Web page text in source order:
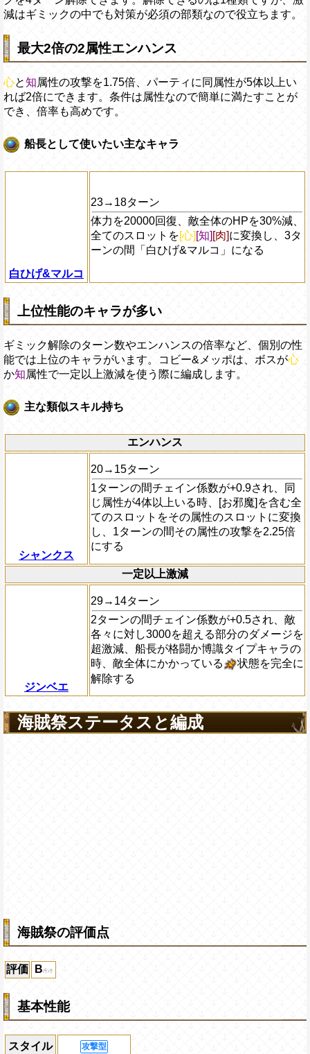
減はギミックの中でも対策が必須の部類なので役立ちます。
最大2倍の2属性エンハンス
心と知属性の攻撃を1.75倍、パーティに同属性が5体以上い
れば2倍にできます。条件は属性なので簡単に満たすことが
でき、倍率も高めです。
船長として使いたい主なキャラ
白ひげ&マルコ
23→18ターン
体力を20000回復、敵全体のHPを30%減、
全てのスロットを [心] [知] [肉] に変換し、3タ
ーンの間「白ひげ&マルコ」になる
上位性能のキャラが多い
ギミック解除のターン数やエンハンスの倍率など、個別の性
能では上位のキャラがいます。コビー&メッポは、ボスが心
か知属性で一定以上激減を使う際に編成します。
主な類似スキル持ち
エンハンス
シャンクス
20→15ターン
1ターンの間チェイン係数が+0.9され、同
じ属性が4体以上いる時、[お邪魔]を含む全
てのスロットをその属性のスロットに変換
し、1ターンの間その属性の攻撃を2.25倍
にする
一定以上激減
ジンベエ
29→14ターン
2ターンの間チェイン係数が+0.5され、敵
各々に対し3000を超える部分のダメージを
超激減、船長が格闘か博識タイプキャラの
時、敵全体にかかっている
状態を完全に
解除する
海賊祭ステータスと編成
海賊祭の評価点
評価 B
基本性能
スタイル 攻撃型